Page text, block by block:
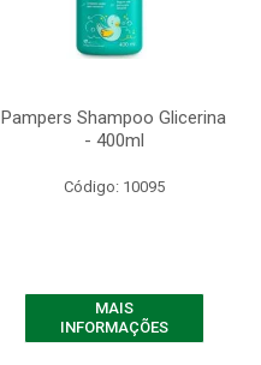
Pampers Shampoo Glicerina
- 400ml
Código: 10095
MAIS
INFORMAÇÕES